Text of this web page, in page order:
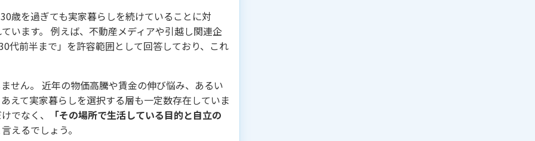
歳を過ぎても実家暮らしを続けていることに対
います。 例えば、不動産メディアや引越し関連企
代前半まで」を許容範囲として回答しており、これ
せん。 近年の物価高騰や賃金の伸び悩み、あるい
えて実家暮らしを選択する層も一定数存在していま
でなく、
「その場所で生活している目的と自立の
えるでしょう。